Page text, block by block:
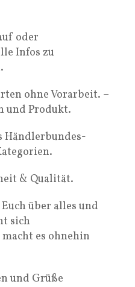
oder
Infos zu
ohne Vorarbeit. –
und Produkt.
Händlerbundes-
& Qualität.
über alles und
sich
es ohnehin
und Grüße